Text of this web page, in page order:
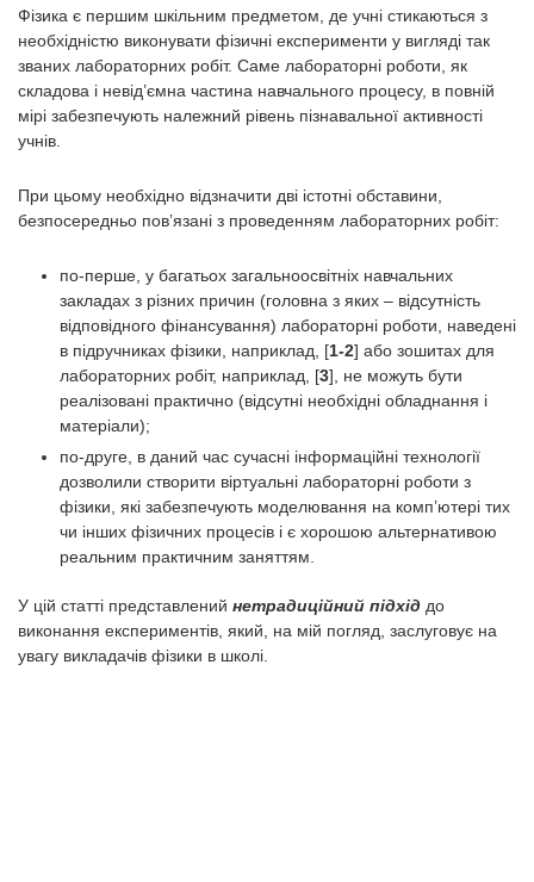
Фізика є першим шкільним предметом, де учні стикаються з
необхідністю виконувати фізичні експерименти у вигляді так
званих лабораторних робіт. Саме лабораторні роботи, як
складова і невід’ємна частина навчального процесу, в повній
мірі забезпечують належний рівень пізнавальної активності
учнів.
При цьому необхідно відзначити дві істотні обставини,
безпосередньо пов’язані з проведенням лабораторних робіт:
по-перше, у багатьох загальноосвітніх навчальних
закладах з різних причин (головна з яких – відсутність
відповідного фінансування) лабораторні роботи, наведені
в підручниках фізики, наприклад, [1-2] або зошитах для
лабораторних робіт, наприклад, [3], не можуть бути
реалізовані практично (відсутні необхідні обладнання і
матеріали);
по-друге, в даний час сучасні інформаційні технології
дозволили створити віртуальні лабораторні роботи з
фізики, які забезпечують моделювання на комп’ютері тих
чи інших фізичних процесів і є хорошою альтернативою
реальним практичним заняттям.
У цій статті представлений нетрадиційний підхід до
виконання експериментів, який, на мій погляд, заслуговує на
увагу викладачів фізики в школі.